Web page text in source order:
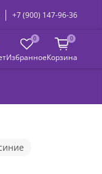
+7 (900) 147-96-36
0
Избранное
0
Корзина